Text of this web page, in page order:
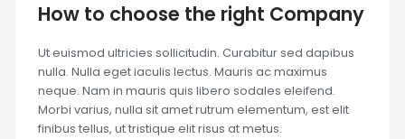
How to choose the right Company
Ut euismod ultricies sollicitudin. Curabitur sed dapibus
nulla. Nulla eget iaculis lectus. Mauris ac maximus
neque. Nam in mauris quis libero sodales eleifend.
Morbi varius, nulla sit amet rutrum elementum, est elit
finibus tellus, ut tristique elit risus at metus.